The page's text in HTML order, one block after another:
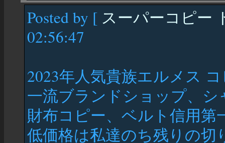
Posted by [ スーパーコピー
02:56:47
2023年人気貴族エルメス
一流ブランドショップ、シ
財布コピー、ベルト信用第
低価格は私達のち残りの切